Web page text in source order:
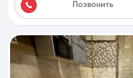
Позвонить